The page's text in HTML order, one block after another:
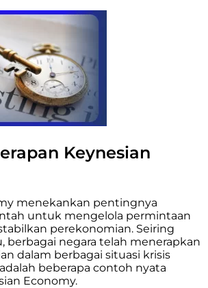
Keynesian
menekankan pentingnya
untuk mengelola permintaan
perekonomian. Seiring
berbagai negara telah menerapkan
dalam berbagai situasi krisis
beberapa contoh nyata
Economy.